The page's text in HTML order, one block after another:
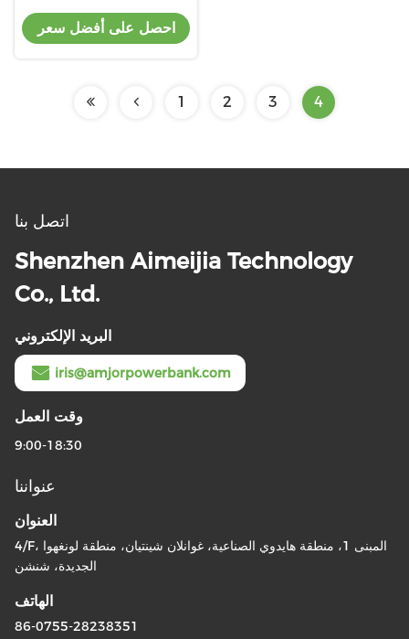
وأجهزة متعددة
احصل على أفضل سعر
1 2 3 4
اتصل بنا
Shenzhen Aimeijia Technology
Co., Ltd.
البريد الإلكتروني
iris@amjorpowerbank.com
وقت العمل
9:00-18:30
عنواننا
العنوان
4/F، المبنى 1، منطقة هايدوي الصناعية، غوانلان شينتيان، منطقة لونغهوا
الجديدة، شنشن
الهاتف
86-0755-28238351